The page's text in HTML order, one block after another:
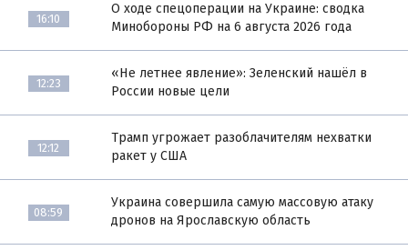
16:10
О ходе спецоперации на Украине: сводка
Минобороны РФ на 6 августа 2026 года
12:23
«Не летнее явление»: Зеленский нашёл в
России новые цели
12:12
Трамп угрожает разоблачителям нехватки
ракет у США
08:59
Украина совершила самую массовую атаку
дронов на Ярославскую область